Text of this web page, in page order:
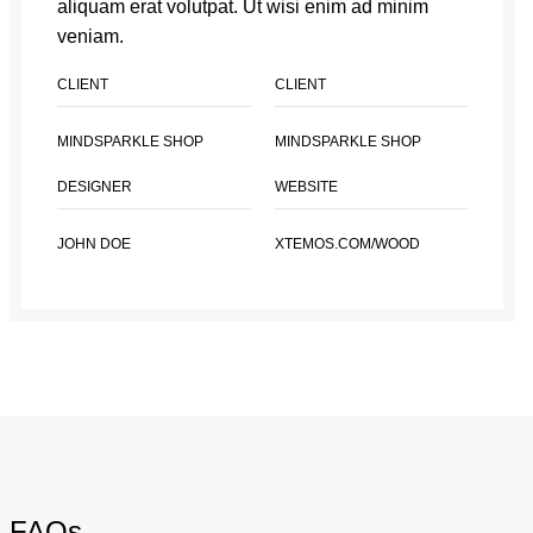
aliquam erat volutpat. Ut wisi enim ad minim
veniam.
CLIENT
MINDSPARKLE SHOP
CLIENT
MINDSPARKLE SHOP
DESIGNER
JOHN DOE
WEBSITE
XTEMOS.COM/WOOD